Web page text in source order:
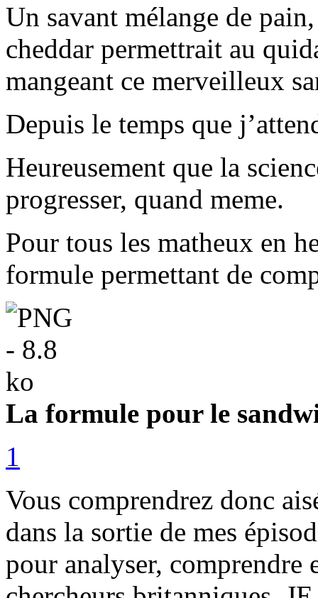
Un savant mélange de
cheddar permettrait au
mangeant ce merveilleux
Depuis le temps que
Heureusement que la
progresser, quand meme.
Pour tous les matheux en
formule permettant de
La formule pour le
1
Vous comprendrez donc
dans la sortie de mes
pour analyser, comprendre